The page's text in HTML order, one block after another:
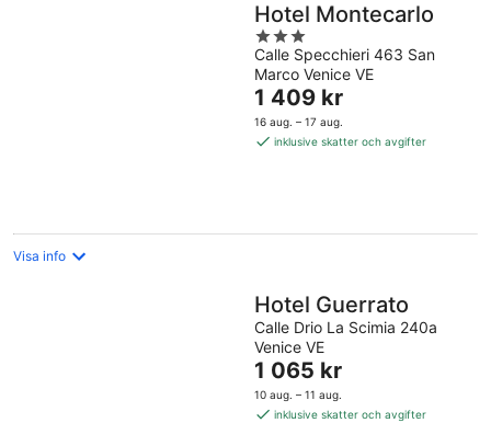
Hotel Montecarlo
3
out
of
5
Calle Specchieri 463 San
Marco Venice VE
Priset
är
1 409 kr
1 409 kr
16 aug. – 17 aug.
inklusive skatter och avgifter
Visa info
Hotel Guerrato
Calle Drio La Scimia 240a
Venice VE
Priset
är
1 065 kr
1 065 kr
10 aug. – 11 aug.
inklusive skatter och avgifter